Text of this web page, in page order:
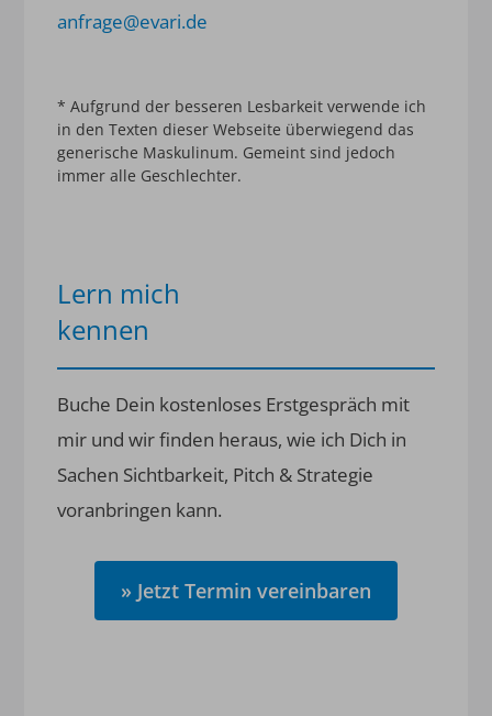
anfrage@evari.de
* Aufgrund der besseren Lesbarkeit verwende ich
in den Texten dieser Webseite überwiegend das
generische Maskulinum. Gemeint sind jedoch
immer alle Geschlechter.
Lern mich
kennen
Buche Dein kostenloses Erstgespräch mit
mir und wir finden heraus, wie ich Dich in
Sachen Sichtbarkeit, Pitch & Strategie
voranbringen kann.
» Jetzt Termin vereinbaren